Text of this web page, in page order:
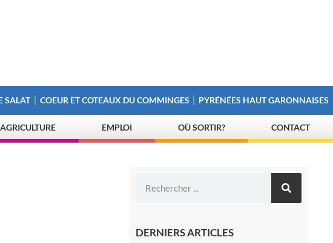
SALAT COEUR ET COTEAUX DU COMMINGES PYRÉNÉES HAUT GARONNAISES
EMPLOI OÙ SORTIR? CONTACT
DERNIERS ARTICLES